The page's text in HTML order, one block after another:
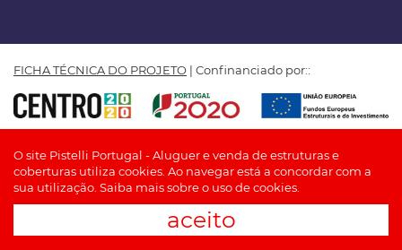
PISTELLI PORTUGAL by Insuflar - Manufactura, Comércio e
Locação de Coberturas, Lda © TODOS OS DIREITOS
RESERVADOS
BOMSITE
FICHA TÉCNICA DO PROJETO | Confinanciado por::
O site Pistelli Portugal - Aluguer e venda de estruturas e
coberturas utiliza cookies. Ao navegar está a concordar com a
sua utilização. Saiba mais sobre o uso de cookies.
aceito